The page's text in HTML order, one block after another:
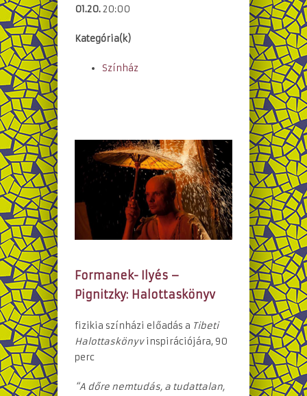
01.20.20:00
Kategória(k)
Színház
Formanek- Ilyés –
Pignitzky: Halottaskönyv
fizikia színházi előadás a Tibeti
Halottaskönyvinspirációjára, 90
perc
“A dőre nemtudás, a tudattalan,